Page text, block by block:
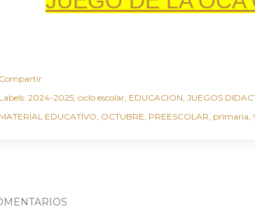
2024-2025 ciclo escolar EDUCACION JUEGOS
EDUCATIVO OCTUBRE PREESCOLAR primaria